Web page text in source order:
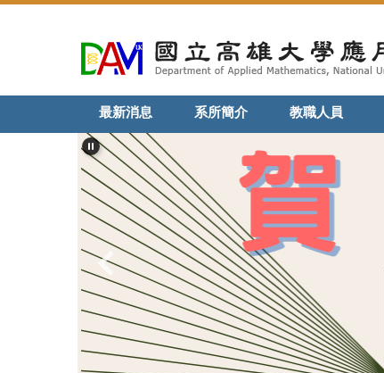
內
區
最新消息 系所簡介 教職人員